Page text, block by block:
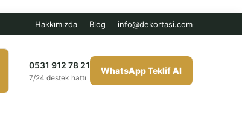
Hakkımızda Blog info@dekortasi.com
0531 912 78 21
7/24 destek hattı
WhatsApp Teklif Al